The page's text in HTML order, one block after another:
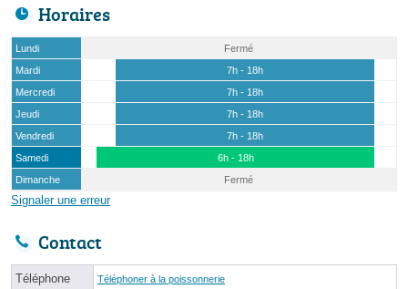
Horaires
Lundi
Fermé
Mardi
7h - 18h
Mercredi
7h - 18h
Jeudi
7h - 18h
Vendredi
7h - 18h
Samedi
6h - 18h
Dimanche
Fermé
Signaler une erreur
Contact
Téléphone Téléphoner à la poissonnerie